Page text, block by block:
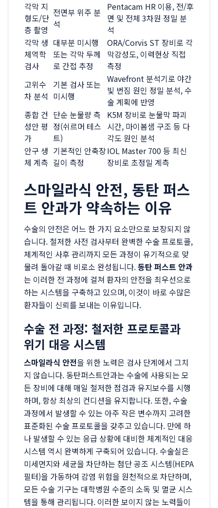
각막 지
형도/단
층 촬영
전면부 위주 분
석
Pentacam HR 이용, 전/후
면 및 전체 3차원 정밀 분
석
각막 생
체역학
검사
대부분 미시행
또는 각막 두께
로 간접 추정
ORA/Corvis ST 장비로 각
막강성도, 이력현상 직접
측정
고위수
차 분석
기본 검사 또는
미시행
Wavefront 분석기로 야간
빛 번짐 원인 정밀 분석, 수
술 계획에 반영
종합 건
성안 평
가
단순 눈물량 측
정(쉬르머 테스
트)
K5M 장비로 눈물막 파괴
시간, 마이봄샘 구조 등 다
각도 원인 분석
안구 생
체 계측
기본적인 안축장
길이 측정
IOL Master 700 등 최신
장비로 초정밀 계측
스마일라식 안전, 동탄 퍼스
트 안과가 약속하는 이유
수술의 안전은 어느 한 가지 요소만으로 보장되지 않
습니다. 철저한 사전 검사부터 완벽한 수술 프로토콜,
체계적인 사후 관리까지 모든 과정이 유기적으로 맞
물려 돌아갈 때 비로소 완성됩니다.동탄 퍼스트 안과
는 이러한 전 과정에 걸쳐 환자의 안전을 최우선으로
하는 시스템을 구축하고 있으며, 이것이 바로 수많은
환자들이 신뢰를 보내는 이유입니다.
수술 전 과정: 철저한 프로토콜과
위기 대응 시스템
스마일라식 안전을 위한 노력은 검사 단계에서 그치
지 않습니다. 동탄퍼스트안과는 수술에 사용되는 모
든 장비에 대해 매일 철저한 점검과 유지보수를 시행
하며, 항상 최상의 컨디션을 유지합니다. 또한, 수술
과정에서 발생할 수 있는 아주 작은 변수까지 고려한
표준화된 수술 프로토콜을 갖추고 있습니다. 만에 하
나 발생할 수 있는 응급 상황에 대비한 체계적인 대응
시스템 역시 완벽하게 구축되어 있습니다. 수술실은
미세먼지와 세균을 차단하는 첨단 공조 시스템(HEPA
필터)을 가동하여 감염 위험을 원천적으로 차단하며,
모든 수술 기구는 대학병원 수준의 소독 및 멸균 시스
템을 통해 관리됩니다. 이러한 보이지 않는 노력들이